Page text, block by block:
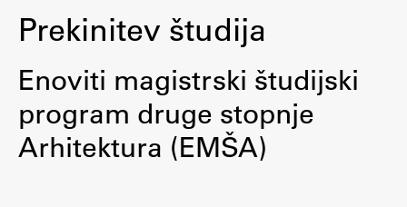
Fakulteta
Prekinitev študija
Enoviti magistrski študijski
program druge stopnje
Arhitektura (EMŠA)